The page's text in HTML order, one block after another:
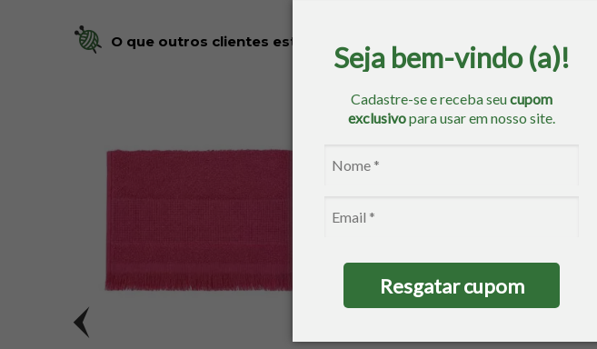
Seja bem-vindo (a)!
Cadastre-se e receba seucupom
exclusivopara usar em nosso site.
Resgatar cupom
O que outros clientes estão comprando